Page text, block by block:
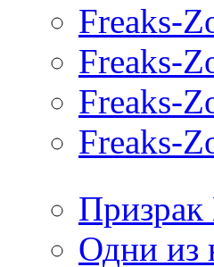
Freaks-
Freaks-
Freaks-
Freaks-
Одни из